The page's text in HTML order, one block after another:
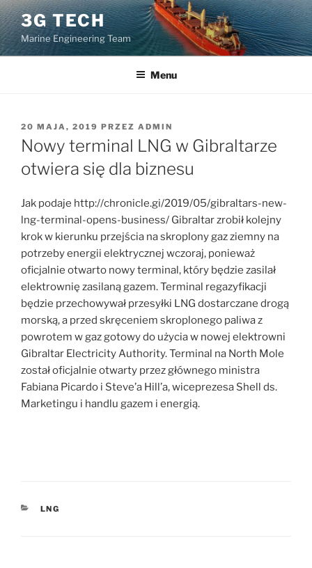
Przejdź
do
treści
3G TECH
Marine Engineering Team
Menu
OPUBLIKOWANE
W
20 MAJA, 2019 PRZEZ ADMIN
Nowy terminal LNG w Gibraltarze
otwiera się dla biznesu
Jak podaje http://chronicle.gi/2019/05/gibraltars-new-
lng-terminal-opens-business/ Gibraltar zrobił kolejny
krok w kierunku przejścia na skroplony gaz ziemny na
potrzeby energii elektrycznej wczoraj, ponieważ
oficjalnie otwarto nowy terminal, który będzie zasilał
elektrownię zasilaną gazem. Terminal regazyfikacji
będzie przechowywał przesyłki LNG dostarczane drogą
morską, a przed skręceniem skroplonego paliwa z
powrotem w gaz gotowy do użycia w nowej elektrowni
Gibraltar Electricity Authority. Terminal na North Mole
został oficjalnie otwarty przez głównego ministra
Fabiana Picardo i Steve’a Hill’a, wiceprezesa Shell ds.
Marketingu i handlu gazem i energią.
KATEGORIE
LNG